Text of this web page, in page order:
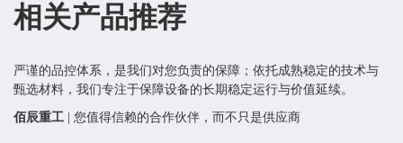
相关产品推荐
严谨的品控体系，是我们对您负责的保障；依托成熟稳定的技术与
甄选材料，我们专注于保障设备的长期稳定运行与价值延续。
佰辰重工 | 您值得信赖的合作伙伴，而不只是供应商